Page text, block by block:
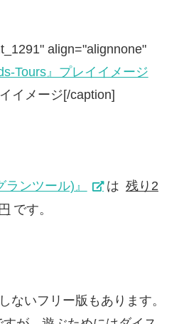
align="alignnone"
イメージ[/caption]
ランツール)』 は 残り2
です。
ないフリー版もあります。